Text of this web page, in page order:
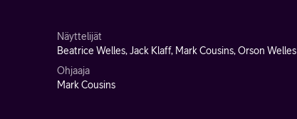
Näyttelijät
Beatrice Welles, Jack Klaff, Mark Cousins, Orson Welles
Ohjaaja
Mark Cousins